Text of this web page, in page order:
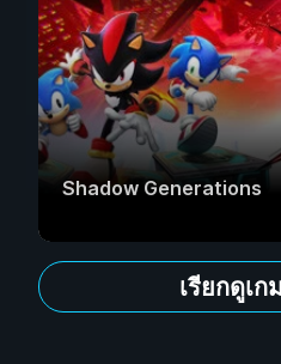
Shadow Generations
เรียกดูเ